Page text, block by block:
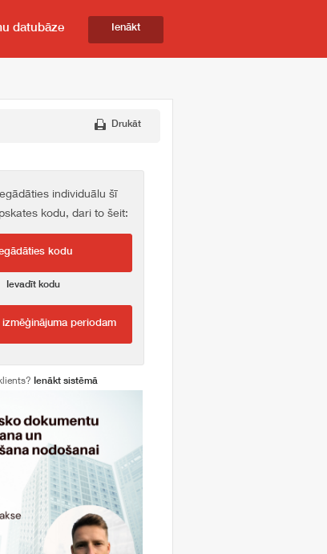
datubāze Ienākt
Drukāt
individuālu šī
kodu, dari to šeit:
kodu
Ievadīt kodu
izmēģinājuma periodam
Ienākt sistēmā